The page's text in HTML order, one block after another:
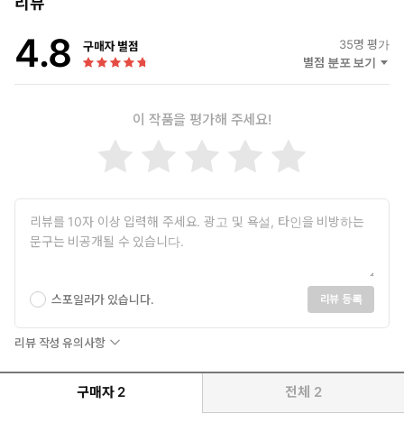
그러나 이런 노력은 함정이요 속임수입니다. 이런 자아는 불안하고
그러나 여기 믿기 어려울 정도로 자신에 관한 확신으로 가득 찬 사
인’으로 자처합니다. 그런데 놀랍게도 자신감이 넘칩니다. 한껏 부
서 자유롭습니다.
그가 이런 복된 자유를 누릴 수 있는 비결이 무엇입니까? 바울은, 그
가 이미 모든 평가와 판결을 받았기 때문이라고 말합니다. 예수 그
리스도께서 그를 대신해 법정에서 재판을 받으시고 죽음으로 모든
다. 이것이 비단 바울만의 이야기입니까? 우리의 재판도 이미 끝났
습니다. 바울과 같이 예수께서 하신 일을 근거로 우리 자신을 받아
습니다. “나를 심판하실 이는 [오직] 주시니라”(고전 4:4). 하나님이
들이라. 내가 너를 기뻐하노라”(막 1:11).
《팀 켈러의 인생 질문》, 《팀 켈러, 오늘을 사는 잠언》, 《팀 켈
러, 고통에 답하다》, 《팀 켈러, 하나님을 말하다》, 《팀 켈러의
내가 만든 신》, 《팀 켈러의 기도》, 《팀 켈러의 일과 영성》(이
4.8 구매자 별점 35명 평가
별점 분포 보기
이 작품을 평가해 주세요!
스포일러가 있습니다. 리뷰 등록
리뷰 작성 유의사항
구매자 2 전체 2